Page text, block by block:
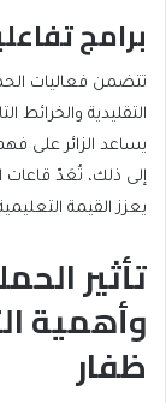
برامج
تتضمن فعاليات
التقليدية والخرائط
يساعد الزائر على
إلى ذلك، تُعَدّ قاعات
يعزز القيمة
تأثير
وأهمية
ظفار